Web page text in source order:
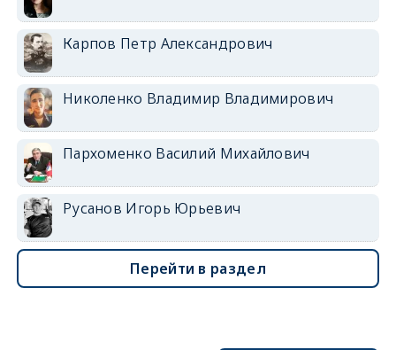
Карпов Петр Александрович
Николенко Владимир Владимирович
Пархоменко Василий Михайлович
Русанов Игорь Юрьевич
Перейти в раздел